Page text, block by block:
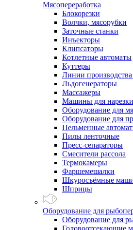
Мясопереработка
Блокорезки
Волчки, мясорубки
Заточные станки
Инъекторы
Клипсаторы
Котлетные автоматы
Куттеры
Линии
Льдогенераторы
Массажеры
Машины для
Оборудование для
Оборудование для
Пельменные
Пилы ленточные
Пресс-сепараторы
Смесители рассола
Термокамеры
Фаршемешалки
Шкуросъёмные
Шприцы
Оборудование для
Оборудование для
Головоотсекающие